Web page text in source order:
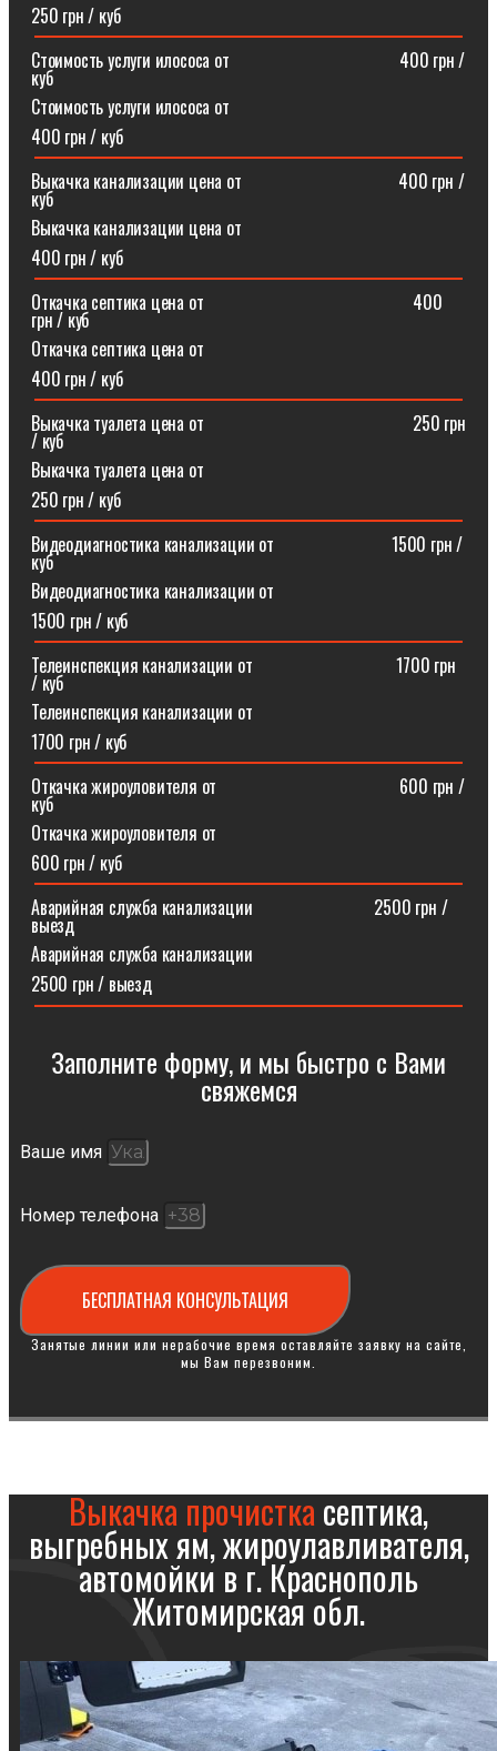
250 грн / куб
Стоимость услуги илососа от⠀⠀⠀⠀⠀⠀⠀⠀⠀⠀⠀⠀⠀400 грн /
куб
Стоимость услуги илососа от
400 грн / куб
Выкачка канализации цена от⠀⠀⠀⠀⠀⠀⠀⠀⠀⠀⠀⠀400 грн /
куб
Выкачка канализации цена от
400 грн / куб
Откачка септика цена от⠀⠀⠀⠀⠀⠀⠀⠀⠀⠀⠀⠀⠀⠀⠀⠀400
грн / куб
Откачка септика цена от
400 грн / куб
Выкачка туалета цена от⠀⠀⠀⠀⠀⠀⠀⠀⠀⠀⠀⠀⠀⠀⠀⠀250 грн
/ куб
Выкачка туалета цена от
250 грн / куб
Видеодиагностика канализации от⠀⠀⠀⠀⠀⠀⠀⠀⠀1500 грн /
куб
Видеодиагностика канализации от
1500 грн / куб
Телеинспекция канализации от⠀⠀⠀⠀⠀⠀⠀⠀⠀⠀⠀1700 грн
/ куб
Телеинспекция канализации от
1700 грн / куб
Откачка жироуловителя от⠀⠀⠀⠀⠀⠀⠀⠀⠀⠀⠀⠀⠀⠀600 грн /
куб
Откачка жироуловителя от
600 грн / куб
Аварийная служба канализации ⠀⠀⠀⠀⠀⠀⠀⠀⠀2500 грн /
выезд
Аварийная служба канализации
2500 грн / выезд
Заполните форму, и мы быстро с Вами
свяжемся​
Ваше имя
Номер телефона
БЕСПЛАТНАЯ КОНСУЛЬТАЦИЯ
Занятые линии или нерабочие время оставляйте заявку на сайте,
мы Вам перезвоним.
Выкачка прочисткасептика,
выгребных ям, жироулавливателя,
автомойки в г. Краснополь
Житомирская обл.